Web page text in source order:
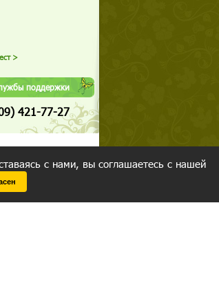
поддержки
421-77-27
с нами, вы соглашаетесь с нашей